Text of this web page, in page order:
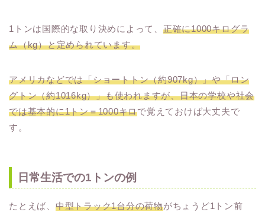
1トンは国際的な取り決めによって、 正確に1000キログラ
ム（kg）と定められています。
アメリカなどでは「ショートトン（約907kg）」や「ロン
グトン（約1016kg）」も使われますが、日本の学校や社会
では基本的に1トン＝1000キロで覚えておけば大丈夫で
す。
日常生活での1トンの例
たとえば、 中型トラック1台分の荷物がちょうど1トン前